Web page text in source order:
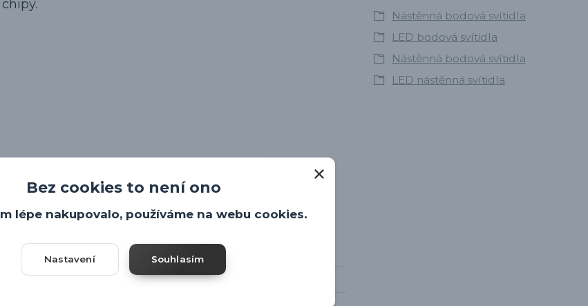
Nástěnná bodová svítidla
LED bodová svítidla
Nástěnná bodová svítidla
LED nástěnná svítidla
Bez cookies to není ono
lépe nakupovalo, používáme na webu cookies.
Nastavení Souhlasím